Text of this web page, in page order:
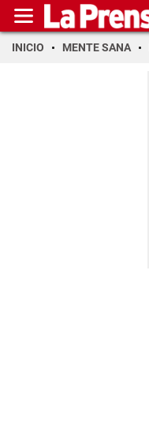
INICIO MENTE SANA